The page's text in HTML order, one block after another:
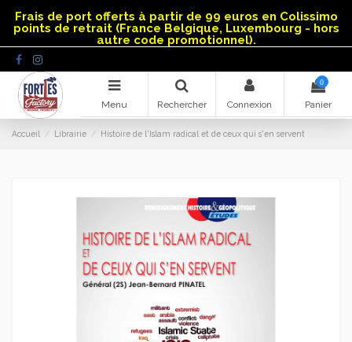
Frais de port offerts à partir de 99 euros en Colissimo
points de retrait (France Belgique, Luxembourg - hors
autre code promotionnel).
Menu Rechercher Connexion
0
Panier
Accueil Librairie Histoire de l'Islam radical et de ceux qui s'en servent